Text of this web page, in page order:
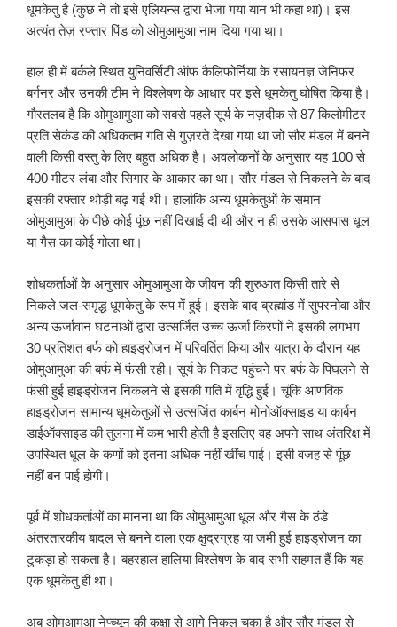
धूमकेतु है (कुछ ने तो इसे एलियन्स द्वारा भेजा गया यान भी कहा था)। इस
अत्यंत तेज़ रफ्तार पिंड को ओमुआमुआ नाम दिया गया था।
हाल ही में बर्कले स्थित युनिवर्सिटी ऑफ कैलिफोर्निया के रसायनज्ञ जेनिफर
बर्गनर और उनकी टीम ने विश्लेषण के आधार पर इसे धूमकेतु घोषित किया है।
गौरतलब है कि ओमुआमुआ को सबसे पहले सूर्य के नज़दीक से 87 किलोमीटर
प्रति सेकंड की अधिकतम गति से गुज़रते देखा गया था जो सौर मंडल में बनने
वाली किसी वस्तु के लिए बहुत अधिक है। अवलोकनों के अनुसार यह 100 से
400 मीटर लंबा और सिगार के आकार का था। सौर मंडल से निकलने के बाद
इसकी रफ्तार थोड़ी बढ़ गई थी। हालांकि अन्य धूमकेतुओं के समान
ओमुआमुआ के पीछे कोई पूंछ नहीं दिखाई दी थी और न ही उसके आसपास धूल
या गैस का कोई गोला था।
शोधकर्ताओं के अनुसार ओमुआमुआ के जीवन की शुरुआत किसी तारे से
निकले जल-समृद्ध धूमकेतु के रूप में हुई। इसके बाद ब्रह्मांड में सुपरनोवा और
अन्य ऊर्जावान घटनाओं द्वारा उत्सर्जित उच्च ऊर्जा किरणों ने इसकी लगभग
30 प्रतिशत बर्फ को हाइड्रोजन में परिवर्तित किया और यात्रा के दौरान यह
ओमुआमुआ की बर्फ में फंसी रही। सूर्य के निकट पहुंचने पर बर्फ के पिघलने से
फंसी हुई हाइड्रोजन निकलने से इसकी गति में वृद्धि हुई। चूंकि आणविक
हाइड्रोजन सामान्य धूमकेतुओं से उत्सर्जित कार्बन मोनोऑक्साइड या कार्बन
डाईऑक्साइड की तुलना में कम भारी होती है इसलिए वह अपने साथ अंतरिक्ष में
उपस्थित धूल के कणों को इतना अधिक नहीं खींच पाई। इसी वजह से पूंछ
नहीं बन पाई होगी।
पूर्व में शोधकर्ताओं का मानना था कि ओमुआमुआ धूल और गैस के ठंडे
अंतरतारकीय बादल से बनने वाला एक क्षुद्रग्रह या जमी हुई हाइड्रोजन का
टुकड़ा हो सकता है। बहरहाल हालिया विश्लेषण के बाद सभी सहमत हैं कि यह
एक धूमकेतु ही था।
अब ओमुआमुआ नेप्च्यून की कक्षा से आगे निकल चुका है और सौर मंडल से